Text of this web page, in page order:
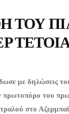
ΤΟΥ
με δηλώσεις
πρωτοπόρο του
στο